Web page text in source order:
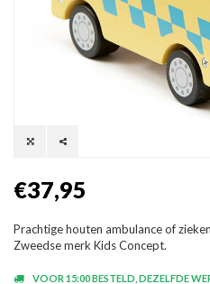
€37,95
Prachtige houten ambulance of
Zweedse merk Kids Concept.
VOOR 15:00 BESTELD, DEZELFDE